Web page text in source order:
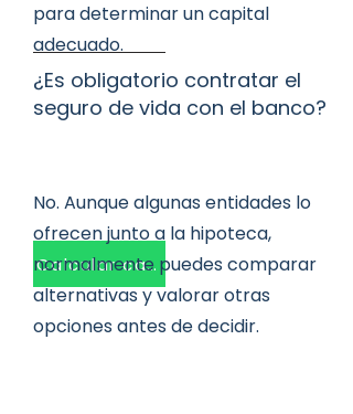
para determinar un capital
adecuado.
Calcular capital
¿Es obligatorio contratar el
seguro de vida con el banco?
No. Aunque algunas entidades lo
ofrecen junto a la hipoteca,
normalmente puedes comparar
alternativas y valorar otras
opciones antes de decidir.